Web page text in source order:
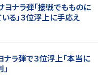
ヨナラ弾「接戦でもものに
る」３位浮上に手応え
ナラ弾で３位浮上「本当に